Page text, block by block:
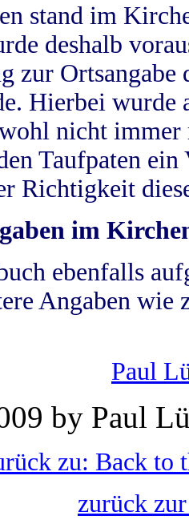
stand im
deshalb
zur
Hierbei wurde
nicht
Taufpaten
Richtigkeit
im
ebenfalls
Angaben wie
Paul
by Paul
zu: Back to
zurück